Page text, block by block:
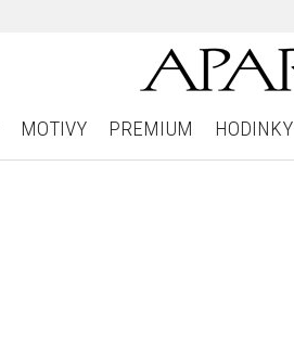
MOTIVY PREMIUM HODINKY